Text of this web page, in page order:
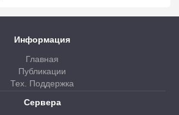
Информация
Главная
Публикации
Тех. Поддержка
Сервера